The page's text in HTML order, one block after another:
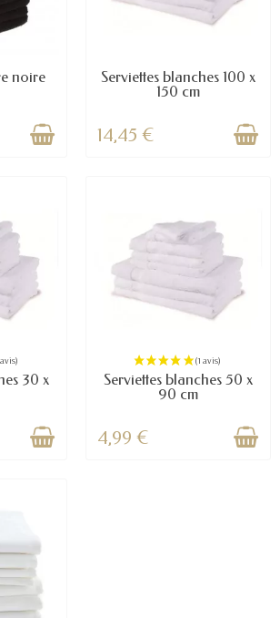
noire
Serviettes blanches 100 x
150 cm
14,45 €
30 x
Serviettes blanches 50 x
90 cm
4,99 €